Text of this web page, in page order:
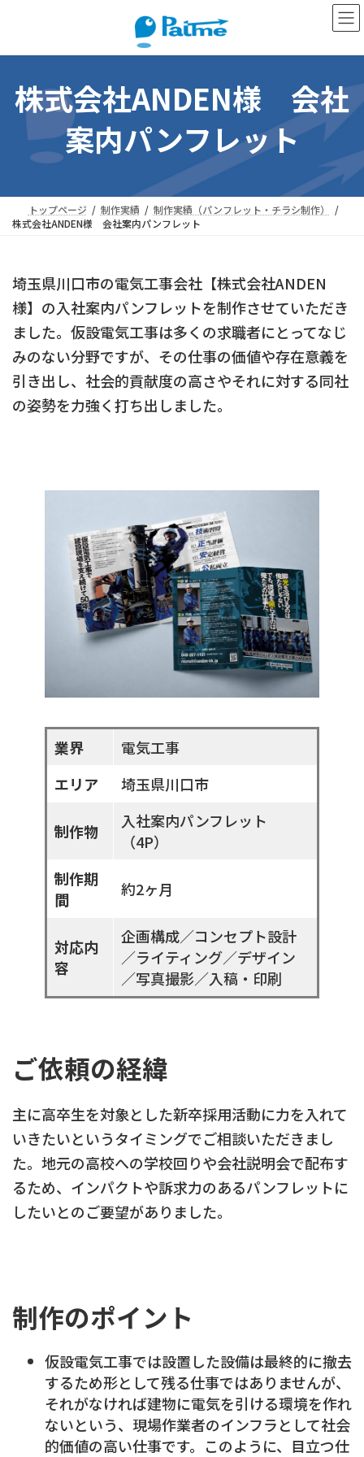
テ
プ
ゲ
動
株式会社ANDEN様 会社
案内パンフレット
トップページ 制作実績
制作実績（パンフレット・チラシ制作）
株式会社ANDEN様 会社案内パンフレット
埼玉県川口市の電気工事会社【株式会社ANDEN
様】の入社案内パンフレットを制作させていただき
ました。仮設電気工事は多くの求職者にとってなじ
みのない分野ですが、その仕事の価値や存在意義を
引き出し、社会的貢献度の高さやそれに対する同社
の姿勢を力強く打ち出しました。
業界
電気工事
エリア
埼玉県川口市
制作物
入社案内パンフレット
（4P）
制作期
間
約2ヶ月
対応内
容
企画構成／コンセプト設計
／ライティング／デザイン
／写真撮影／入稿・印刷
ご依頼の経緯
主に高卒生を対象とした新卒採用活動に力を入れて
いきたいというタイミングでご相談いただきまし
た。地元の高校への学校回りや会社説明会で配布す
るため、インパクトや訴求力のあるパンフレットに
したいとのご要望がありました。
制作のポイント
仮設電気工事では設置した設備は最終的に撤去
するため形として残る仕事ではありませんが、
それがなければ建物に電気を引ける環境を作れ
ないという、現場作業者のインフラとして社会
的価値の高い仕事です。このように、目立つ仕